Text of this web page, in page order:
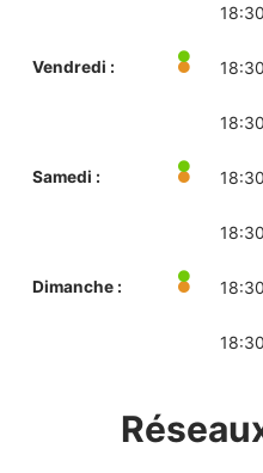
Vendredi :
Samedi :
Dimanche :